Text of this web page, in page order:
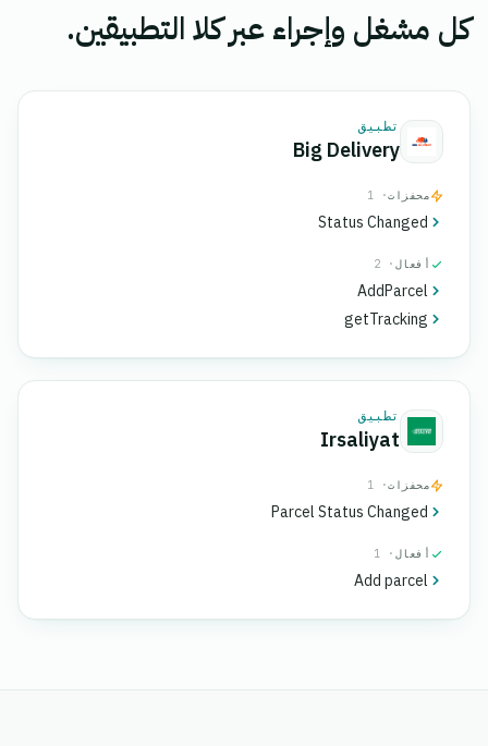
كل مشغل وإجراء عبر كلا التطبيقين.
تطبيق
Big Delivery
محفزات· 1
Status Changed
أفعال · 2
AddParcel
getTracking
تطبيق
Irsaliyat
محفزات· 1
Parcel Status Changed
أفعال · 1
Add parcel